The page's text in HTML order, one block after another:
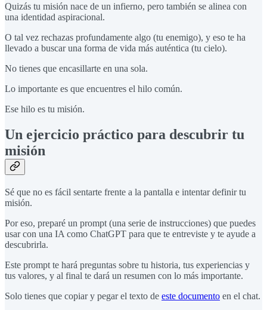
Quizás tu misión nace de un infierno, pero también se alinea con
una identidad aspiracional.
O tal vez rechazas profundamente algo (tu enemigo), y eso te ha
llevado a buscar una forma de vida más auténtica (tu cielo).
No tienes que encasillarte en una sola.
Lo importante es que encuentres el hilo común.
Ese hilo es tu misión.
Un ejercicio práctico para descubrir tu
misión
Sé que no es fácil sentarte frente a la pantalla e intentar definir tu
misión.
Por eso, preparé un prompt (una serie de instrucciones) que puedes
usar con una IA como ChatGPT para que te entreviste y te ayude a
descubrirla.
Este prompt te hará preguntas sobre tu historia, tus experiencias y
tus valores, y al final te dará un resumen con lo más importante.
Solo tienes que copiar y pegar el texto de este documento en el chat.